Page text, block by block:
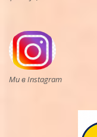
Ми в Instagram